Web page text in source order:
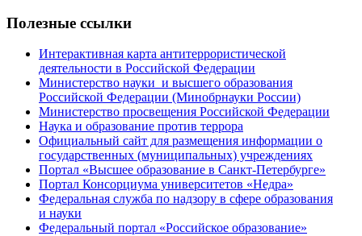
Полезные ссылки
Интерактивная карта антитеррористической
деятельности в Российской Федерации
Министерство науки и высшего образования
Российской Федерации (Минобрнауки России)
Министерство просвещения Российской Федерации
Наука и образование против террора
Официальный сайт для размещения информации о
государственных (муниципальных) учреждениях
Портал «Высшее образование в Санкт-Петербурге»
Портал Консорциума университетов «Недра»
Федеральная служба по надзору в сфере образования
и науки
Федеральный портал «Российское образование»